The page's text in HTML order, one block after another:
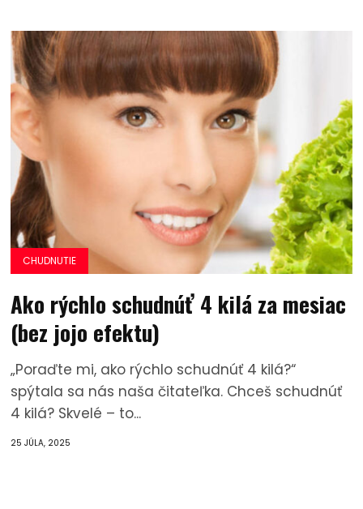
CHUDNUTIE
Ako rýchlo schudnúť 4 kilá za mesiac
(bez jojo efektu)
„Poraďte mi, ako rýchlo schudnúť 4 kilá?“
spýtala sa nás naša čitateľka. Chceš schudnúť
4 kilá? Skvelé – to...
25 JÚLA, 2025